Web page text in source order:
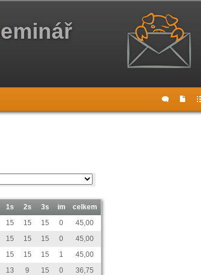
eminář
1s 2s 3s im
celkem
15 15 15 0
45,00
15 15 15 0
45,00
15 15 15 1
45,00
13 9 15 0
36,75